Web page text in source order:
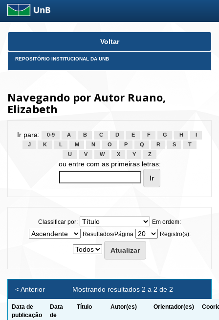
Skip
Voltar
REPOSITÓRIO INSTITUCIONAL DA UNB
Navegando por Autor Ruano,
Elizabeth
Ir para: 0-9 A B C D E F G H
J
K L M N O P Q R S
T
U
V W X Y Z
ou entre com as primeiras letras:
Classificar por:
Em ordem:
Resultados/Página
Registro(s):
Mostrando resultados 2 a 2 de 2
< Anterior
Data de
publicação
Data
de
Título Autor(es) Orientador(es)